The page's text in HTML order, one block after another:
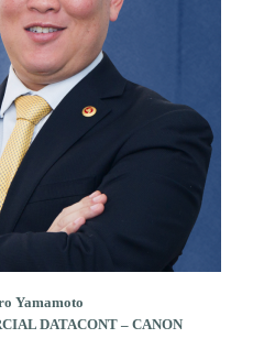
Yamamoto
DATACONT – CANON